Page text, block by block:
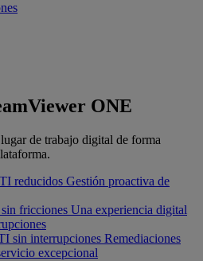
ONE
de trabajo digital de forma
reducidos Gestión proactiva de
fricciones Una experiencia digital
sin interrupciones Remediaciones
excepcional